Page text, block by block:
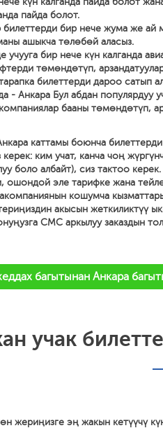
пайда болот.
билеттерди бир нече жума же ай
ашыкча төлөбөй аласыз.
учууга бир нече күн калганда
төмөндөтүп,
билеттерди дароо сатып
- Анкара Бул абдан популярдуу
бааны төмөндөтүп,
каттамы боюнча
ким учат, канча чоң
боло албайт), сиз тактоо
ошондой эле тарифке жана
кошумча
акысын жеткиликтүү
СМС аркылуу заказдын
багытынан Анкара
учак
жериңизге эң жакын кетүүчү